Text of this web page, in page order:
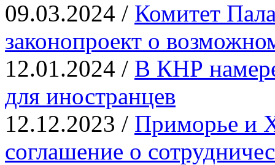
09.03.2024 / Комитет
законопроект о
12.01.2024 / В КНР
для иностранцев
12.12.2023 / Приморье и
соглашение о